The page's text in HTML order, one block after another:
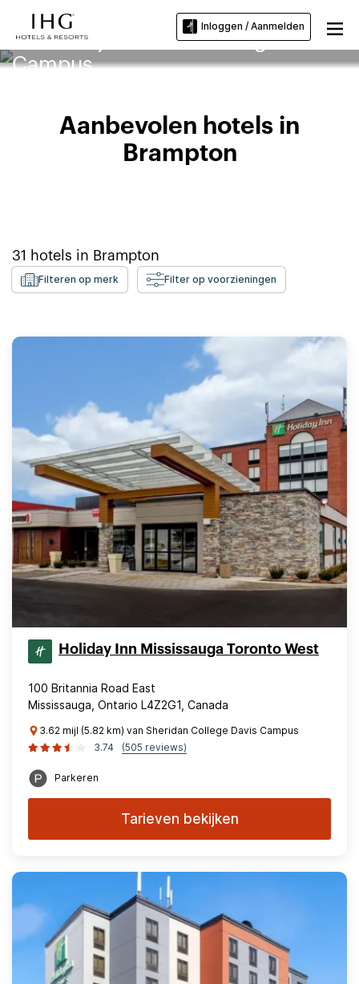
Inloggen / Aanmelden
Hotels bij Sheridan College Davis
Campus
Aanbevolen hotels in
Brampton
31 hotels in Brampton
Filteren op merk Filter op voorzieningen
Holiday Inn Mississauga Toronto West
100 Britannia Road East
Mississauga, Ontario L4Z2G1, Canada
3.62 mijl (5.82 km) van Sheridan College Davis Campus
3.74
(505 reviews)
Parkeren
Tarieven bekijken